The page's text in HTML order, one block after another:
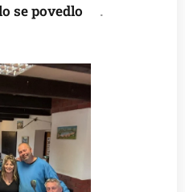
se povedlo
.